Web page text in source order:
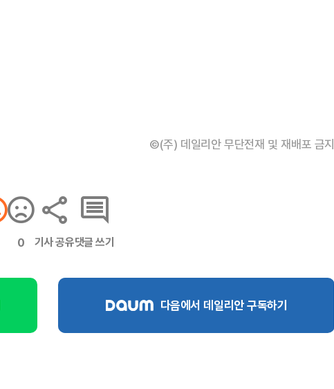
©(주) 데일리안 무단전재 및 재배포 금지
0 기사 공유댓글 쓰기
다음에서 데일리안 구독하기